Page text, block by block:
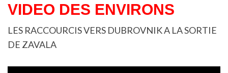
VIDEO DES ENVIRONS
LES RACCOURCIS VERS DUBROVNIK A LA SORTIE
DE ZAVALA